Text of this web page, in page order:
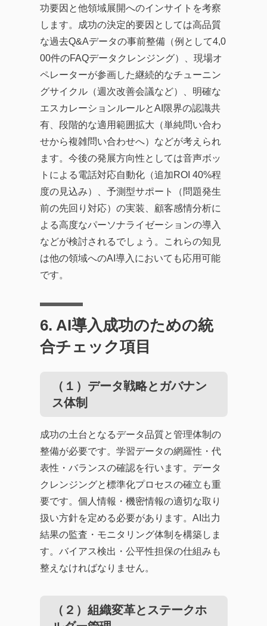
功要因と他領域展開へのインサイトを考察
します。成功の決定的要因としては高品質
な過去Q&Aデータの事前整備（例として4,0
00件のFAQデータクレンジング）、現場オ
ペレーターが参画した継続的なチューニン
グサイクル（週次改善会議など）、明確な
エスカレーションルールとAI限界の認識共
有、段階的な適用範囲拡大（単純問い合わ
せから複雑問い合わせへ）などが考えられ
ます。今後の発展方向性としては音声ボッ
トによる電話対応自動化（追加ROI 40%程
度の見込み）、予測型サポート（問題発生
前の先回り対応）の実装、顧客感情分析に
よる高度なパーソナライゼーションの導入
などが検討されるでしょう。これらの知見
は他の領域へのAI導入においても応用可能
です。
6. AI導入成功のための統
合チェック項目
（１）データ戦略とガバナン
ス体制
成功の土台となるデータ品質と管理体制の
整備が必要です。学習データの網羅性・代
表性・バランスの確認を行います。データ
クレンジングと標準化プロセスの確立も重
要です。個人情報・機密情報の適切な取り
扱い方針を定める必要があります。AI出力
結果の監査・モニタリング体制を構築しま
す。バイアス検出・公平性担保の仕組みも
整えなければなりません。
（２）組織変革とステークホ